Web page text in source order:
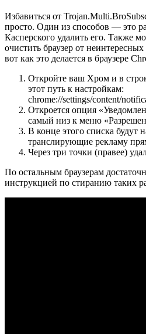
Избавиться от
просто. Один из способов — это
Касперского удалить его. Также
очистить браузер от
вот как это делается в браузере
Откройте ваш Хром и в
этот путь к настройкам:
chrome://settings/content/
Откроется опция
самый низ к меню
В конце этого списка будут
транслирующие рекламу
Через три точки (правее)
По остальным браузерам
инструкцией по стиранию таких